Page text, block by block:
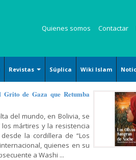
Quienes somos Contactar
Revistas
Revista Kauzar
Revista Zaqalain
Súplica Wiki Islam
de Gaza que Retumba
del mundo, en Bolivia, se
mártires y la resistencia
la cordillera de “Los
quienes en su
a Washi ...